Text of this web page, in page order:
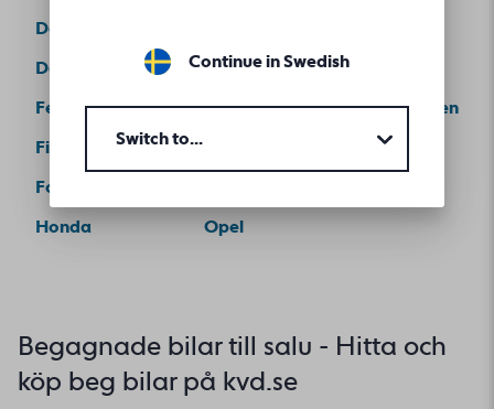
Dacia
Dodge
Ferrari
Fiat
Ford
Honda
MG
MINI
Opel
Volkswagen
Volvo
Begagnade bilar till salu - Hitta och
köp beg bilar på kvd.se
Continue in Swedish
Switch to...